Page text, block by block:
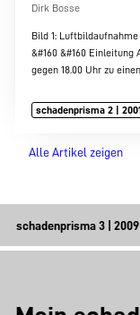
Dirk Bosse
Bild 1:
&#160 &#160 Einleitung
gegen 18.00 Uhr zu
schadenprisma 2 |
Alle Artikel zeigen